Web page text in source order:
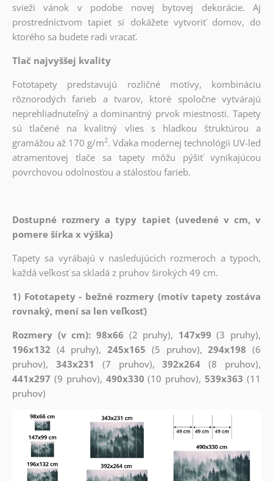
svieži vánok v podobe novej bytovej dekorácie. Aj
prostredníctvom tapiet si dokážete vytvoriť domov, do
ktorého sa budete radi vracať.
Tlač najvyššej kvality
Fototapety predstavujú rozličné motívy, kombináciu
rôznorodých farieb a tvarov, ktoré spoločne vytvárajú
neprehliadnuteľný a dominantný prvok miestnosti. Tapety
sú tlačené na kvalitný vlies s hladkou štruktúrou a
gramážou až 170 g/m2. Vďaka modernej technológii UV-led
atramentovej tlače sa tapety môžu pýšiť vynikajúcou
povrchovou odolnosťou a stálosťou farieb.
Dostupné rozmery a typy tapiet (uvedené v cm, v
pomere šírka x výška)
Tapety sa vyrábajú v nasledujúcich rozmeroch a typoch,
každá veľkosť sa skladá z pruhov širokých 49 cm.
1) Fototapety - bežné rozmery (motív tapety zostáva
rovnaký, mení sa len veľkosť)
Rozmery (v cm): 98x66 (2 pruhy), 147x99 (3 pruhy),
196x132 (4 pruhy),245x165 (5 pruhov),294x198 (6
pruhov), 343x231 (7 pruhov),392x264 (8 pruhov),
441x297 (9 pruhov), 490x330 (10 pruhov),539x363 (11
pruhov)